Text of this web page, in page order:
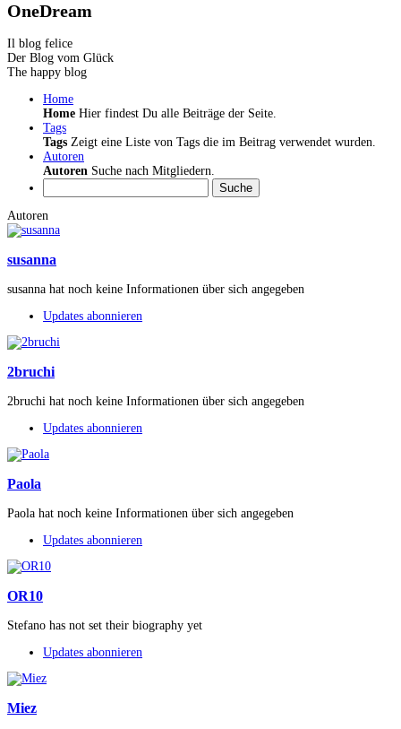
OneDream
Il blog felice
Der Blog vom Glück
The happy blog
Home
Home Hier findest Du alle Beiträge der Seite.
Tags
Tags Zeigt eine Liste von Tags die im Beitrag verwendet wurden.
Autoren
Autoren Suche nach Mitgliedern.
Suche
Autoren
susanna
susanna hat noch keine Informationen über sich angegeben
Updates abonnieren
2bruchi
2bruchi hat noch keine Informationen über sich angegeben
Updates abonnieren
Paola
Paola hat noch keine Informationen über sich angegeben
Updates abonnieren
OR10
Stefano has not set their biography yet
Updates abonnieren
Miez